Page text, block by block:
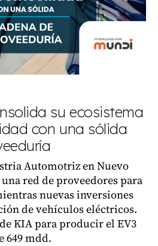
su ecosistema
con una sólida
Automotriz en Nuevo
red de proveedores para
nuevas inversiones
de vehículos eléctricos.
KIA para producir el EV3
649 mdd.